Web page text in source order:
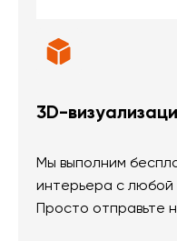
3D-
Мы выполним
интерьера с
Просто отправьте